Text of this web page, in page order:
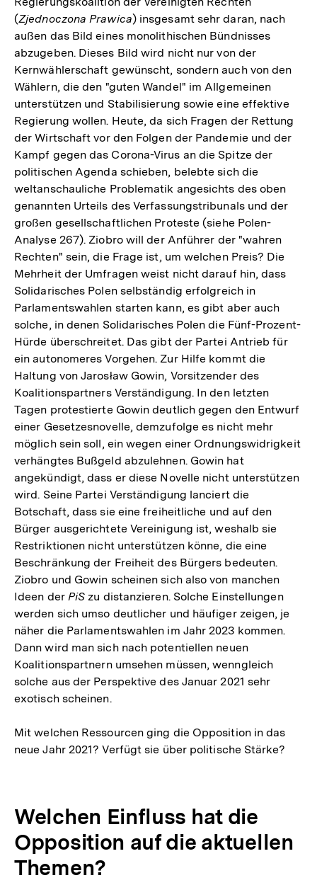
(Zjednoczona Prawica) insgesamt sehr daran, nach
außen das Bild eines monolithischen Bündnisses
abzugeben. Dieses Bild wird nicht nur von der
Kernwählerschaft gewünscht, sondern auch von den
Wählern, die den "guten Wandel" im Allgemeinen
unterstützen und Stabilisierung sowie eine effektive
Regierung wollen. Heute, da sich Fragen der Rettung
der Wirtschaft vor den Folgen der Pandemie und der
Kampf gegen das Corona-Virus an die Spitze der
politischen Agenda schieben, belebte sich die
weltanschauliche Problematik angesichts des oben
genannten Urteils des Verfassungstribunals und der
großen gesellschaftlichen Proteste (siehe Polen-
Analyse 267). Ziobro will der Anführer der "wahren
Rechten" sein, die Frage ist, um welchen Preis? Die
Mehrheit der Umfragen weist nicht darauf hin, dass
Solidarisches Polen selbständig erfolgreich in
Parlamentswahlen starten kann, es gibt aber auch
solche, in denen Solidarisches Polen die Fünf-Prozent-
Hürde überschreitet. Das gibt der Partei Antrieb für
ein autonomeres Vorgehen. Zur Hilfe kommt die
Haltung von Jarosław Gowin, Vorsitzender des
Koalitionspartners Verständigung. In den letzten
Tagen protestierte Gowin deutlich gegen den Entwurf
einer Gesetzesnovelle, demzufolge es nicht mehr
möglich sein soll, ein wegen einer Ordnungswidrigkeit
verhängtes Bußgeld abzulehnen. Gowin hat
angekündigt, dass er diese Novelle nicht unterstützen
wird. Seine Partei Verständigung lanciert die
Botschaft, dass sie eine freiheitliche und auf den
Bürger ausgerichtete Vereinigung ist, weshalb sie
Restriktionen nicht unterstützen könne, die eine
Beschränkung der Freiheit des Bürgers bedeuten.
Ziobro und Gowin scheinen sich also von manchen
Ideen der PiS zu distanzieren. Solche Einstellungen
werden sich umso deutlicher und häufiger zeigen, je
näher die Parlamentswahlen im Jahr 2023 kommen.
Dann wird man sich nach potentiellen neuen
Koalitionspartnern umsehen müssen, wenngleich
solche aus der Perspektive des Januar 2021 sehr
exotisch scheinen.
Mit welchen Ressourcen ging die Opposition in das
neue Jahr 2021? Verfügt sie über politische Stärke?
Welchen Einfluss hat die
Opposition auf die aktuellen
Themen?